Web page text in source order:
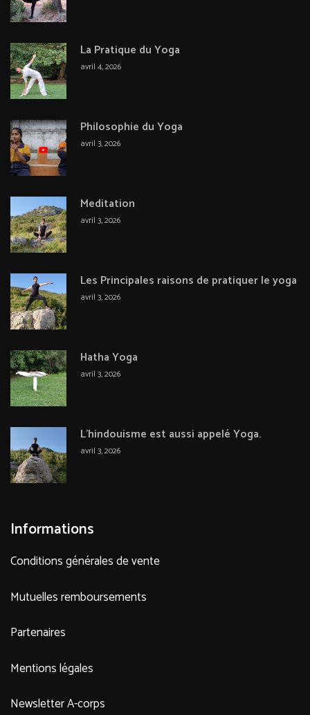
La Pratique du Yoga
avril 4, 2026
Philosophie du Yoga
avril 3, 2026
Meditation
avril 3, 2026
Les Principales raisons de pratiquer le yoga
avril 3, 2026
Hatha Yoga
avril 3, 2026
L’hindouisme est aussi appelé Yoga.
avril 3, 2026
Informations
Conditions générales de vente
Mutuelles remboursements
Partenaires
Mentions légales
Newsletter A-corps